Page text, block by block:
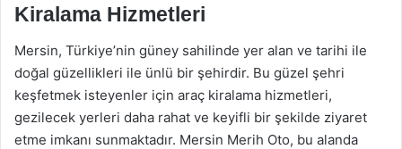
Kiralama Hizmetleri
Mersin, Türkiye’nin güney sahilinde yer alan ve tarihi ile
doğal güzellikleri ile ünlü bir şehirdir. Bu güzel şehri
keşfetmek isteyenler için araç kiralama hizmetleri,
gezilecek yerleri daha rahat ve keyifli bir şekilde ziyaret
etme imkanı sunmaktadır. Mersin Merih Oto, bu alanda